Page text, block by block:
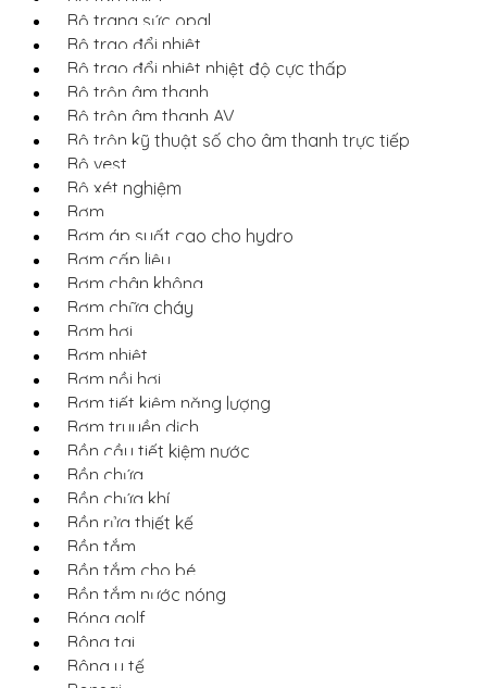
Bộ trang sức opal
Bộ trao đổi nhiệt
Bộ trao đổi nhiệt nhiệt độ cực thấp
Bộ trộn âm thanh
Bộ trộn âm thanh AV
Bộ trộn kỹ thuật số cho âm thanh trực tiếp
Bộ vest
Bộ xét nghiệm
Bơm
Bơm áp suất cao cho hydro
Bơm cấp liệu
Bơm chân không
Bơm chữa cháy
Bơm hơi
Bơm nhiệt
Bơm nồi hơi
Bơm tiết kiệm năng lượng
Bơm truyền dịch
Bồn cầu tiết kiệm nước
Bồn chứa
Bồn chứa khí
Bồn rửa thiết kế
Bồn tắm
Bồn tắm cho bé
Bồn tắm nước nóng
Bóng golf
Bông tai
Bông y tế